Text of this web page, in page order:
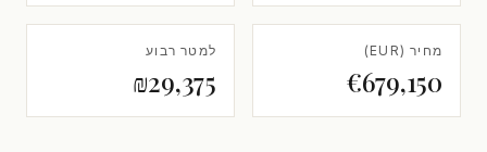
מחיר (EUR)
€679,150
למטר רבוע
₪29,375